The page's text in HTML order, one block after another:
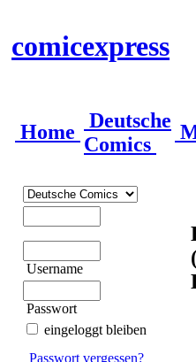
comicexpress
Home
Deutsche
Comics
Username
Passwort
eingeloggt bleiben
Passwort vergessen?